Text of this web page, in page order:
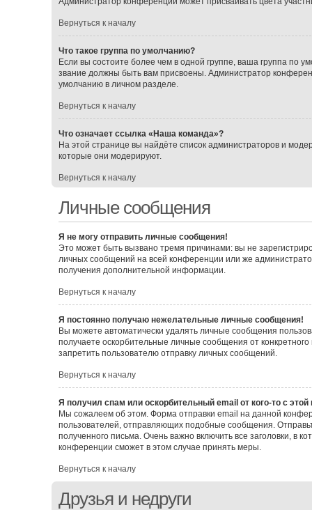
Вернуться к началу
Что такое группа по умолчанию?
Если вы состоите более чем в одной группе, ваша группа по
звание должны быть вам присвоены. Администратор
умолчанию в личном разделе.
Вернуться к началу
Что означает ссылка «Наша команда»?
На этой странице вы найдёте список администраторов и
которые они модерируют.
Вернуться к началу
Личные сообщения
Я не могу отправить личные сообщения!
Это может быть вызвано тремя причинами: вы не
личных сообщений на всей конференции или же
получения дополнительной информации.
Вернуться к началу
Я постоянно получаю нежелательные личные сообщения!
Вы можете автоматически удалять личные сообщения
получаете оскорбительные личные сообщения от
запретить пользователю отправку личных сообщений.
Вернуться к началу
Я получил спам или оскорбительный email от кого-то с
Мы сожалеем об этом. Форма отправки email на данной
пользователей, отправляющих подобные сообщения.
полученного письма. Очень важно включить все заголовки, в
конференции сможет в этом случае принять меры.
Вернуться к началу
Друзья и недруги